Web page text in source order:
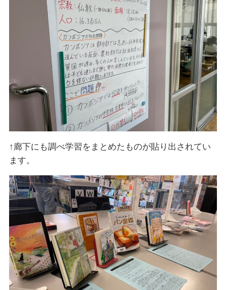
↑廊下にも調べ学習をまとめたものが貼り出されてい
ます。